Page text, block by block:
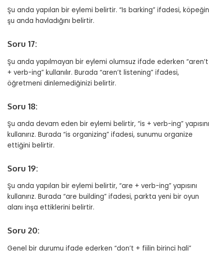
Şu anda yapılan bir eylemi belirtir. “Is barking” ifadesi, köpeğin
şu anda havladığını belirtir.
Soru 17:
Şu anda yapılmayan bir eylemi olumsuz ifade ederken “aren’t
+ verb-ing” kullanılır. Burada “aren’t listening” ifadesi,
öğretmeni dinlemediğinizi belirtir.
Soru 18:
Şu anda devam eden bir eylemi belirtir, “is + verb-ing” yapısını
kullanırız. Burada “is organizing” ifadesi, sunumu organize
ettiğini belirtir.
Soru 19:
Şu anda yapılan bir eylemi belirtir, “are + verb-ing” yapısını
kullanırız. Burada “are building” ifadesi, parkta yeni bir oyun
alanı inşa ettiklerini belirtir.
Soru 20:
Genel bir durumu ifade ederken “don’t + fiilin birinci hali”